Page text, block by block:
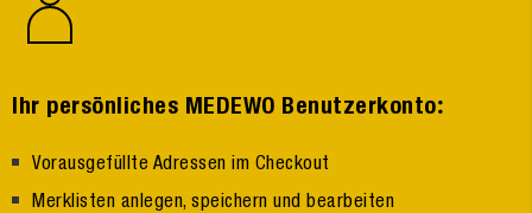
Ihr persönliches MEDEWO Benutzerkonto:
Vorausgefüllte Adressen im Checkout
Merklisten anlegen, speichern und bearbeiten